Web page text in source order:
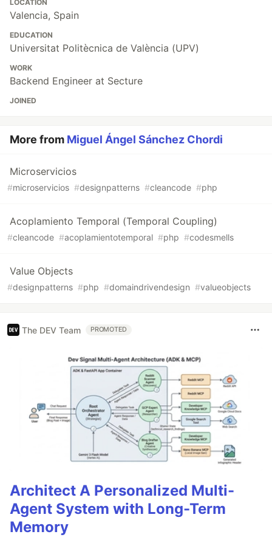
LOCATION
Valencia, Spain
EDUCATION
Universitat Politècnica de València (UPV)
WORK
Backend Engineer at Secture
JOINED
More from Miguel Ángel Sánchez Chordi
Microservicios
#microservicios #designpatterns #cleancode #php
Acoplamiento Temporal (Temporal Coupling)
#cleancode #acoplamientotemporal #php #codesmells
Value Objects
#designpatterns #php #domaindrivendesign #valueobjects
The DEV Team PROMOTED
Architect A Personalized Multi-
Agent System with Long-Term
Memory